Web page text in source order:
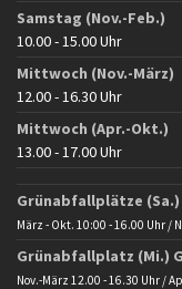
Samstag (Nov.-Feb.)
10.00 - 15.00 Uhr
Mittwoch (Nov.-März)
12.00 - 16.30 Uhr
Mittwoch (Apr.-Okt.)
13.00 - 17.00 Uhr
Grünabfallplätze (Sa.)
März - Okt. 10:00 - 16.00 Uhr /
Grünabfallplatz (Mi.)
Nov.-März 12.00 - 16.30 Uhr /